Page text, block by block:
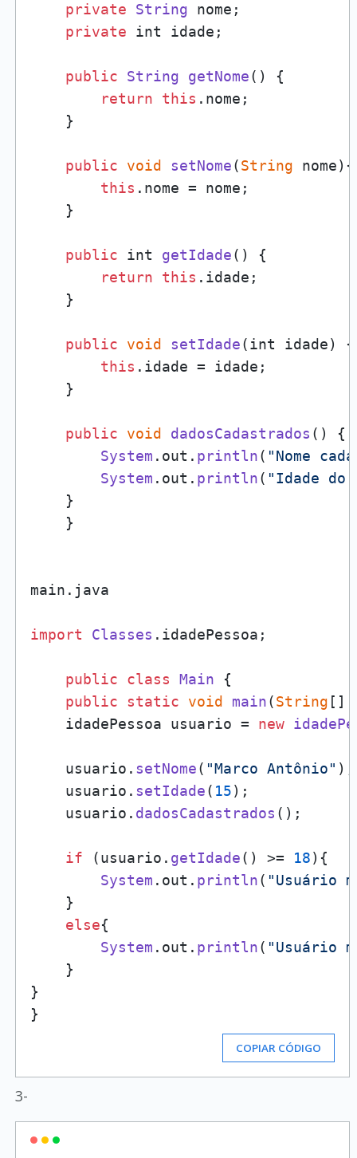
private
String nome;
private int idade;
public String getNome( ) {
return
this . nome ;
    }
public void setNome(String nome){
this . nome = nome;
    }
public int getIdade( ) {
return
this . idade ;
    }
public void setIdade(int idade) {
this . idade = idade;
    }
public void dadosCadastrados ( ) {
System . out . println( "Nome
System . out . println( "Idade do
    }
    }
main. java
import Classes . idadePessoa ;
public class Main {
public
static void main(String []
    idadePessoa usuario =
new
    usuario.
setNome( "Marco Antônio" );
    usuario.
setIdade( 15);
    usuario.
dadosCadastrados ();
if (usuario. getIdade() >= 18){
System . out . println( "Usuário
    }
else{
System . out . println( "Usuário
    }
}
COPIAR CÓDIGO
3-